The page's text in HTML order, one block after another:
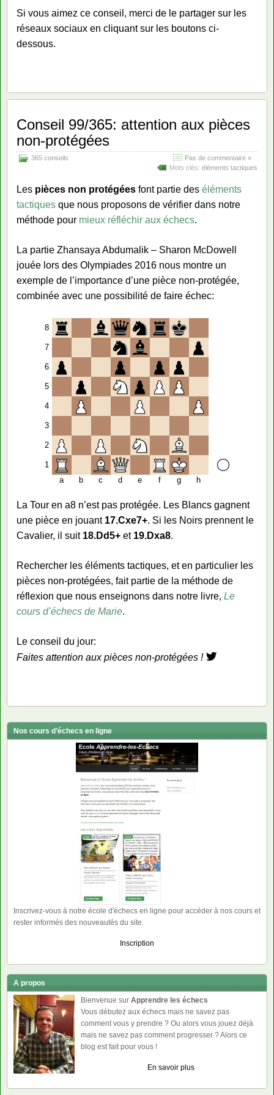
Si vous aimez ce conseil, merci de le partager sur les
réseaux sociaux en cliquant sur les boutons ci-
dessous.
Conseil 99/365: attention aux pièces
non-protégées
365 conseils
Pas de commentaire »
Mots clés: éléments tactiques
Les pièces non protégées font partie des éléments
tactiques que nous proposons de vérifier dans notre
méthode pour mieux réfléchir aux échecs.
La partie Zhansaya Abdumalik – Sharon McDowell
jouée lors des Olympiades 2016 nous montre un
exemple de l’importance d’une pièce non-protégée,
combinée avec une possibilité de faire échec:
8
7
6
5
4
3
2
1
a
b c d e f g h
La Tour en a8 n’est pas protégée. Les Blancs gagnent
une pièce en jouant 17.Cxe7+. Si les Noirs prennent le
Cavalier, il suit 18.Dd5+ et 19.Dxa8.
Rechercher les éléments tactiques, et en particulier les
pièces non-protégées, fait partie de la méthode de
réflexion que nous enseignons dans notre livre, Le
cours d’échecs de Marie.
Le conseil du jour:
Faites attention aux pièces non-protégées !
Nos cours d’échecs en ligne
Inscrivez-vous à notre école d'échecs en ligne pour accéder à nos cours et
rester informés des nouveautés du site.
Inscription
A propos
Bienvenue sur Apprendre les échecs
Vous débutez aux échecs mais ne savez pas
comment vous y prendre ? Ou alors vous jouez déjà
mais ne savez pas comment progresser ? Alors ce
blog est fait pour vous !
En savoir plus